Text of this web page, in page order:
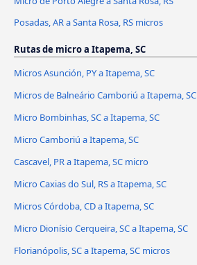
Posadas, AR a Santa Rosa, RS micros
Rutas de micro a Itapema, SC
Micros Asunción, PY a Itapema, SC
Micros de Balneário Camboriú a Itapema, SC
Micro Bombinhas, SC a Itapema, SC
Micro Camboriú a Itapema, SC
Cascavel, PR a Itapema, SC micro
Micro Caxias do Sul, RS a Itapema, SC
Micros Córdoba, CD a Itapema, SC
Micro Dionísio Cerqueira, SC a Itapema, SC
Florianópolis, SC a Itapema, SC micros